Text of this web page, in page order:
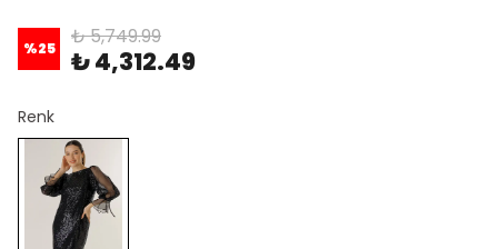
%25 ₺ 5,749.99
₺ 4,312.49
Renk